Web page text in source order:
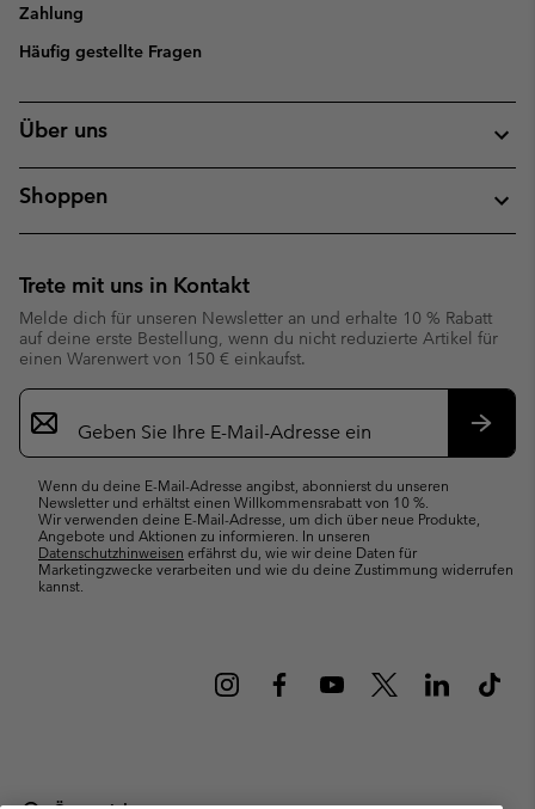
Zahlung
Häufig gestellte Fragen
Über uns
Shoppen
Trete mit uns in Kontakt
Melde dich für unseren Newsletter an und erhalte 10 % Rabatt
auf deine erste Bestellung, wenn du nicht reduzierte Artikel für
einen Warenwert von 150 € einkaufst.
Newsletter-
Anmeldung
Wenn du deine E-Mail-Adresse angibst, abonnierst du unseren
Newsletter und erhältst einen Willkommensrabatt von 10 %.
Wir verwenden deine E-Mail-Adresse, um dich über neue Produkte,
Angebote und Aktionen zu informieren. In unseren
Datenschutzhinweisen erfährst du, wie wir deine Daten für
Marketingzwecke verarbeiten und wie du deine Zustimmung widerrufen
kannst.